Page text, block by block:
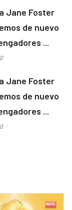
Jane Foster
de nuevo
...
Jane Foster
de nuevo
...